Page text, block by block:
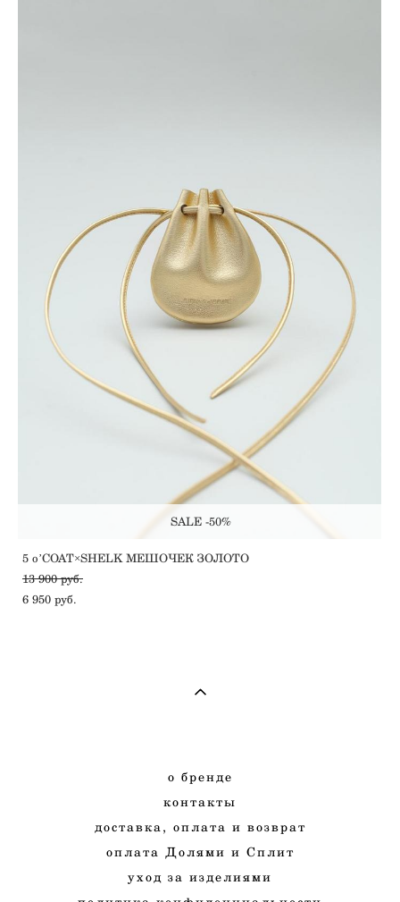
SALE -50%
5 oʼCOAT×SHELK МЕШОЧЕК ЗОЛОТО
13 900 pуб.
6 950 pуб.
о бренде
контакты
доставка, оплата и возврат
оплата Долями и Сплит
уход за изделиями